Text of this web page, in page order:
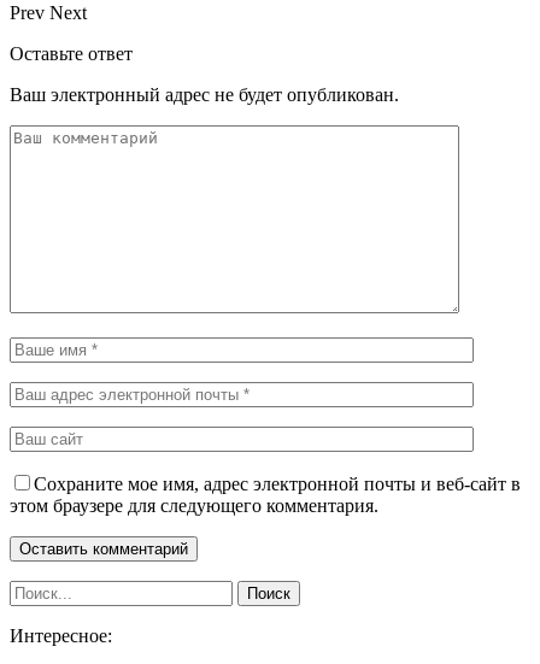
Prev Next
Оставьте ответ
Ваш электронный адрес не будет опубликован.
Сохраните мое имя, адрес электронной почты и веб-сайт в
этом браузере для следующего комментария.
Интересное: